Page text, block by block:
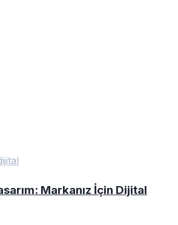
Markanız İçin Dijital